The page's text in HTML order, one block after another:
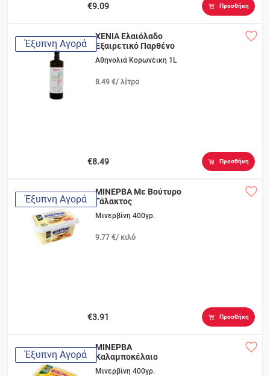
€9.09 Προσθήκη
Έξυπνη Αγορά
XENIA Ελαιόλαδο
Εξαιρετικό Παρθένο
Αθηνολιά Κορωνέικη 1L
8.49 €/ λίτρο
€8.49 Προσθήκη
Έξυπνη Αγορά
ΜΙΝΕΡΒΑ Με Βούτυρο
Γάλακτος
Μινερβίνη 400γρ.
9.77 €/ κιλό
€3.91 Προσθήκη
Έξυπνη Αγορά
ΜΙΝΕΡΒΑ
Καλαμποκέλαιο
Μινερβίνη 400γρ.